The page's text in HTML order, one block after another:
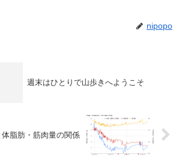
nipopo
週末はひとりで山歩きへようこそ
体脂肪・筋肉量の関係